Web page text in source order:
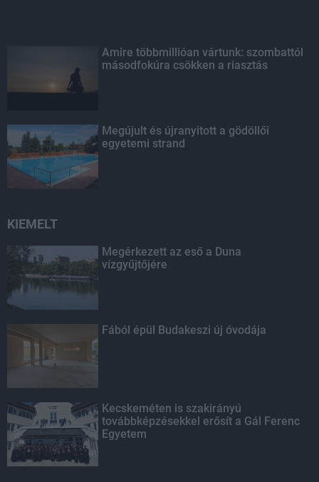
Amire többmillióan vártunk: szombattól
másodfokúra csökken a riasztás
Megújult és újranyitott a gödöllői
egyetemi strand
KIEMELT
Megérkezett az eső a Duna
vízgyűjtőjére
Fából épül Budakeszi új óvodája
Kecskeméten is szakirányú
továbbképzésekkel erősít a Gál Ferenc
Egyetem